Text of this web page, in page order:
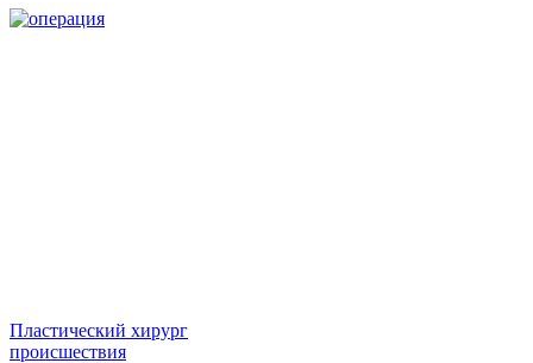
Пластический хирург
происшествия